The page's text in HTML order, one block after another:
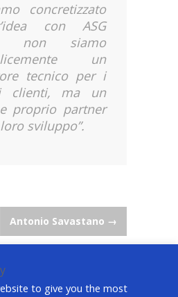
concretizzato
con ASG
non siamo
un
tecnico per i
clienti, ma un
proprio partner
sviluppo”.
Antonio Savastano →
to give you the most